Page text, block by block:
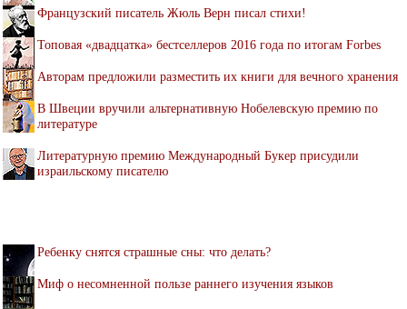
Французский писатель Жюль Верн писал стихи!
Топовая «двадцатка» бестселлеров 2016 года по итогам Forbes
Авторам предложили разместить их книги для вечного хранения
В Швеции вручили альтернативную Нобелевскую премию по
литературе
Литературную премию Международный Букер присудили
израильскому писателю
Ребенку снятся страшные сны: что делать?
Миф о несомненной пользе раннего изучения языков